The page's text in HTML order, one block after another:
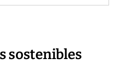
sostenibles